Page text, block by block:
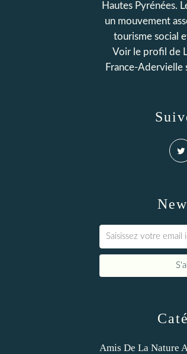
Amis De La Nature
Hautes Pyrénées.
un mouvement
tourisme social
Voir le profil de
France-Adervielle